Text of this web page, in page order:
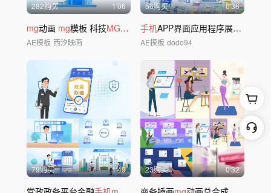
282购买 1'06
mg动画 mg模板 科技MG金融 mg
AE模板 西汐映画
56购买 0'36
手机APP界面应用程序展示3
AE模板 dodo94
79购买 1'49 23购买 0'32